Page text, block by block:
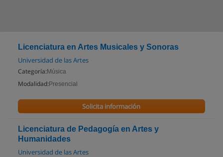
Licenciatura en Artes Musicales y Sonoras
Universidad de las Artes
Categoría: Música
Modalidad: Presencial
Solicita información
Licenciatura de Pedagogía en Artes y
Humanidades
Universidad de las Artes